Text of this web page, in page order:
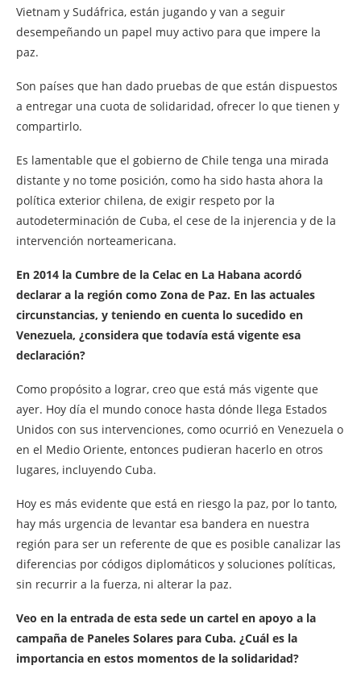
Vietnam y Sudáfrica, están jugando y van a seguir
desempeñando un papel muy activo para que impere la
paz.
Son países que han dado pruebas de que están dispuestos
a entregar una cuota de solidaridad, ofrecer lo que tienen y
compartirlo.
Es lamentable que el gobierno de Chile tenga una mirada
distante y no tome posición, como ha sido hasta ahora la
política exterior chilena, de exigir respeto por la
autodeterminación de Cuba, el cese de la injerencia y de la
intervención norteamericana.
En 2014 la Cumbre de la Celac en La Habana acordó
declarar a la región como Zona de Paz. En las actuales
circunstancias, y teniendo en cuenta lo sucedido en
Venezuela, ¿considera que todavía está vigente esa
declaración?
Como propósito a lograr, creo que está más vigente que
ayer. Hoy día el mundo conoce hasta dónde llega Estados
Unidos con sus intervenciones, como ocurrió en Venezuela o
en el Medio Oriente, entonces pudieran hacerlo en otros
lugares, incluyendo Cuba.
Hoy es más evidente que está en riesgo la paz, por lo tanto,
hay más urgencia de levantar esa bandera en nuestra
región para ser un referente de que es posible canalizar las
diferencias por códigos diplomáticos y soluciones políticas,
sin recurrir a la fuerza, ni alterar la paz.
Veo en la entrada de esta sede un cartel en apoyo a la
campaña de Paneles Solares para Cuba. ¿Cuál es la
importancia en estos momentos de la solidaridad?